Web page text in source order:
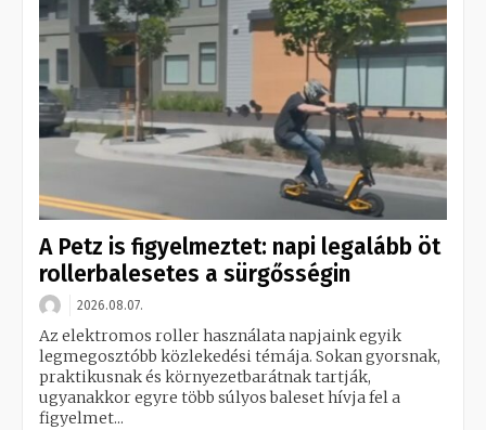
A Petz is figyelmeztet: napi legalább öt
rollerbalesetes a sürgősségin
2026.08.07.
Az elektromos roller használata napjaink egyik
legmegosztóbb közlekedési témája. Sokan gyorsnak,
praktikusnak és környezetbarátnak tartják,
ugyanakkor egyre több súlyos baleset hívja fel a
figyelmet...